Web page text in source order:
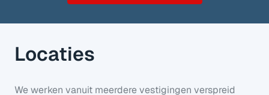
Locaties
We werken vanuit meerdere vestigingen verspreid